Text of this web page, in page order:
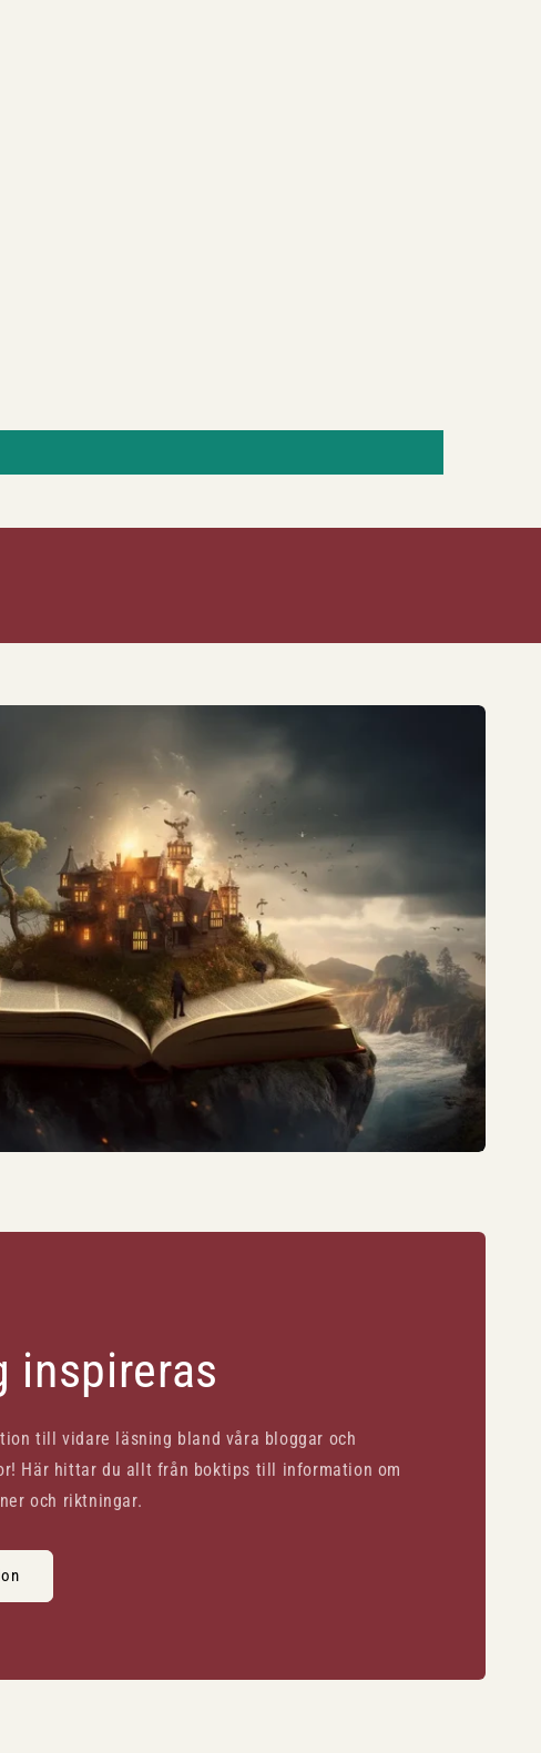
inspireras
till vidare läsning bland våra bloggar och
Här hittar du allt från boktips till information om
och riktningar.